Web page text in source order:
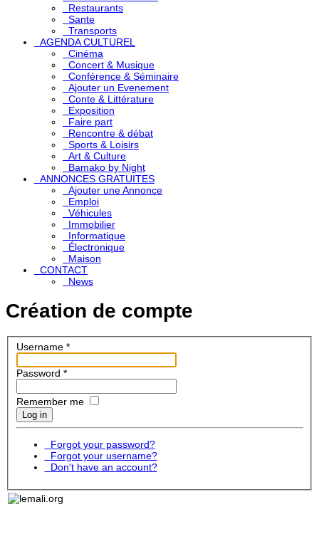
Restaurants
Sante
Transports
AGENDA CULTUREL
Cinéma
Concert & Musique
Conférence & Séminaire
Ajouter un Evenement
Conte & Littérature
Exposition
Faire part
Rencontre & débat
Sports & Loisirs
Art & Culture
Bamako by Night
ANNONCES GRATUITES
Ajouter une Annonce
Emploi
Véhicules
Immobilier
Informatique
Électronique
Maison
CONTACT
News
Création de compte
Username*
Password *
Remember me
Log in
Forgot your password?
Forgot your username?
Don't have an account?